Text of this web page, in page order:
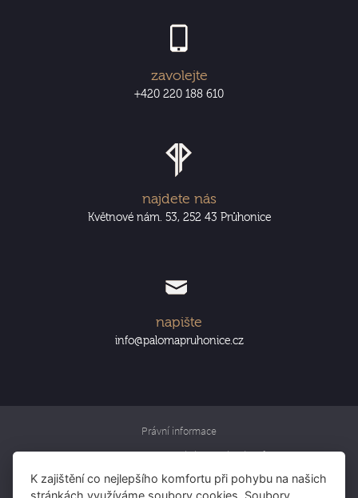
zavolejte
+420 220 188 610
najdete nás
Květnové nám. 53, 252 43 Průhonice
napište
info@palomapruhonice.cz
Právní informace
Informace o zpracování osobních údajů
Rezervujte si pokoj
K zajištění co nejlepšího komfortu při pohybu na našich
stránkách využíváme soubory cookies. Soubory